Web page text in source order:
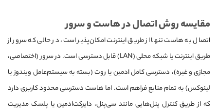
مقایسه روش اتصال در هاست و سرور
اتصال به هاست تنها از طریق اینترنت امکان‌پذیر است، در حالی که سرور از
طریق اینترنت یا شبکه محلی (LAN) قابل دسترسی است. در سرور (اختصاصی،
مجازی و غیره)، دسترسی کامل ادمین یا روت (بسته به سیستم‌عامل ویندوز یا
لینوکس) به تمام منابع فراهم است. اما هاست دسترسی محدود کاربری دارد
که از طریق کنترل پنل‌هایی مانند سی‌پنل، دایرکت‌ادمین یا پلسک مدیریت